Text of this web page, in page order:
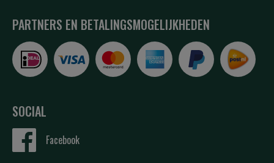
PARTNERS EN BETALINGSMOGELIJKHEDEN
SOCIAL
Facebook